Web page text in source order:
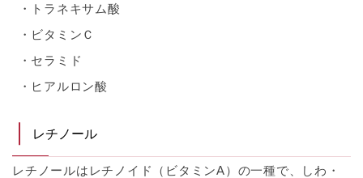
トラネキサム酸
ビタミンＣ
セラミド
ヒアルロン酸
レチノール
レチノールはレチノイド（ビタミンA）の一種で、しわ・